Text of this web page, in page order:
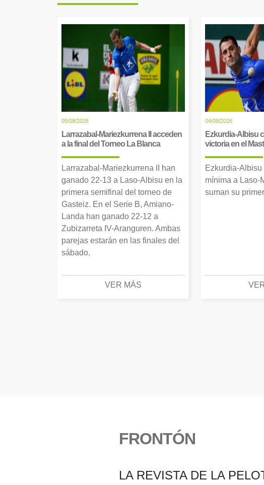
05/08/2026
Larrazabal-Mariezkurrena II acceden
a la final del Torneo La Blanca
Larrazabal-Mariezkurrena II han
ganado 22-13 a Laso-Albisu en la
primera semifinal del torneo de
Gasteiz. En el Serie B, Amiano-
Landa han ganado 22-12 a
Zubizarreta IV-Aranguren. Ambas
parejas estarán en las finales del
sábado.
VER MÁS
04/08/2026
Ezkurdia-Albisu
victoria en el
Ezkurdia-
mínima a Laso-
suman su
FRONTÓN
LA REVISTA DE LA